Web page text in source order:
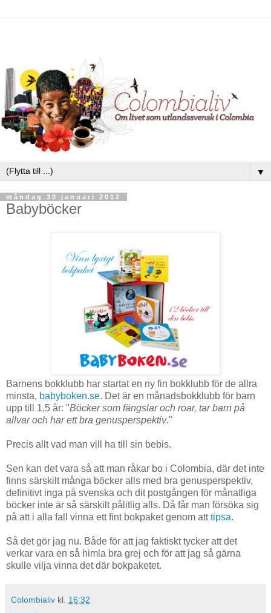
▼
måndag 30 januari 2012
Babyböcker
Barnens bokklubb har startat en ny fin bokklubb för de allra
minsta, babyboken.se. Det är en månadsbokklubb för barn
upp till 1,5 år: "Böcker som fängslar och roar, tar barn på
allvar och har ett bra genusperspektiv."
Precis allt vad man vill ha till sin bebis.
Sen kan det vara så att man råkar bo i Colombia, där det inte
finns särskilt många böcker alls med bra genusperspektiv,
definitivt inga på svenska och dit postgången för månatliga
böcker inte är så särskilt pålitlig alls. Då får man försöka sig
på att i alla fall vinna ett fint bokpaket genom atttipsa.
Så det gör jag nu. Både för att jag faktiskt tycker att det
verkar vara en så himla bra grej och för att jag så gärna
skulle vilja vinna det där bokpaketet.
Colombialiv kl. 16:32